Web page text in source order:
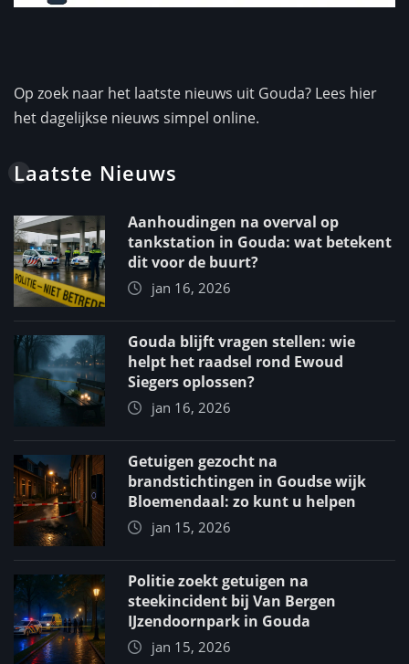
Op zoek naar het laatste nieuws uit Gouda? Lees hier
het dagelijkse nieuws simpel online.
Laatste Nieuws
Aanhoudingen na overval op
tankstation in Gouda: wat betekent
dit voor de buurt?
jan 16, 2026
Gouda blijft vragen stellen: wie
helpt het raadsel rond Ewoud
Siegers oplossen?
jan 16, 2026
Getuigen gezocht na
brandstichtingen in Goudse wijk
Bloemendaal: zo kunt u helpen
jan 15, 2026
Politie zoekt getuigen na
steekincident bij Van Bergen
IJzendoornpark in Gouda
jan 15, 2026